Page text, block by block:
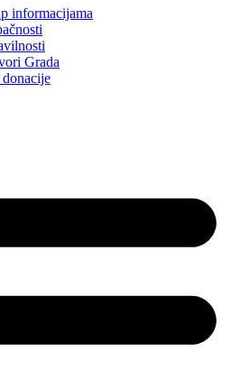
informacijama
Grada
donacije